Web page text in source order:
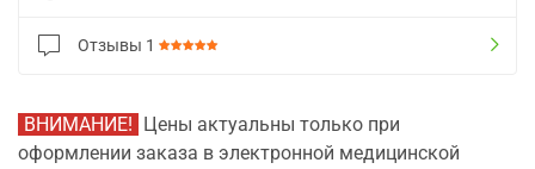
Отзывы 1
ВНИМАНИЕ! Цены актуальны только при
оформлении заказа в электронной медицинской